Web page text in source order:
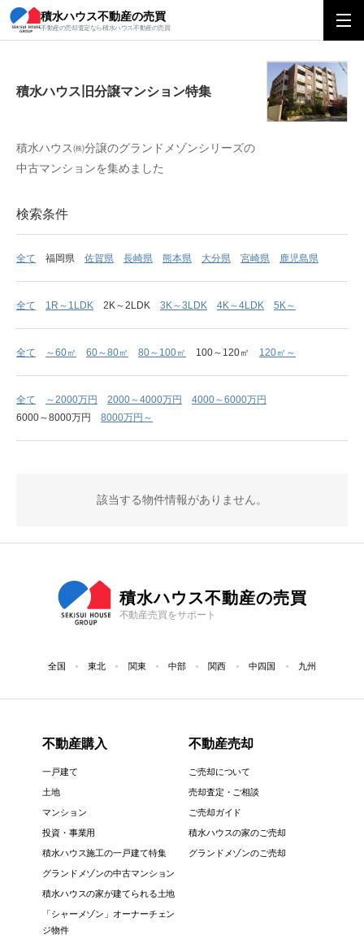
積水ハウス不動産の売買
不動産の売却査定なら積水ハウス不動産の売買
積水ハウス旧分譲マンション特集
積水ハウス旧分譲マンション特集
積水ハウス㈱分譲のグランドメゾンシリーズの
中古マンションを集めました
検索条件
全て 福岡県 佐賀県 長崎県 熊本県 大分県 宮崎県 鹿児島県
全て 1R～1LDK 2K～2LDK 3K～3LDK 4K～4LDK 5K～
全て ～60㎡ 60～80㎡ 80～100㎡ 100～120㎡ 120㎡～
全て ～2000万円 2000～4000万円
4000～6000万円
6000～8000万円
8000万円～
該当する物件情報がありません。
積水ハウス不動産の売買
不動産売買をサポート
全国 東北 関東 中部 関西 中四国 九州
不動産購入
一戸建て
土地
マンション
投資・事業用
積水ハウス施工の一戸建て特集
グランドメゾンの中古マンション
積水ハウスの家が建てられる土地
「シャーメゾン」オーナーチェン
ジ物件
不動産売却
ご売却について
売却査定・ご相談
ご売却ガイド
積水ハウスの家のご売却
グランドメゾンのご売却